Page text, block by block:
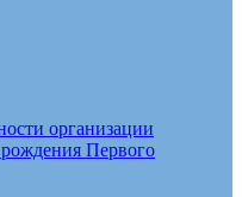
организации
Первого